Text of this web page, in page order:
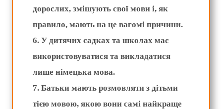
дорослих, змішують свої мови і, як
правило, мають на це вагомі причини.
6. У дитячих садках та школах має
використовуватися та викладатися
лише німецька мова.
7. Батьки мають розмовляти з дітьми
тією мовою, якою вони самі найкраще